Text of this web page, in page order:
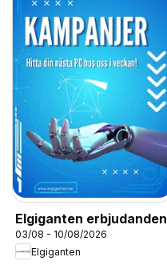
Elgiganten erbjudanden
03/08 - 10/08/2026
Elgiganten